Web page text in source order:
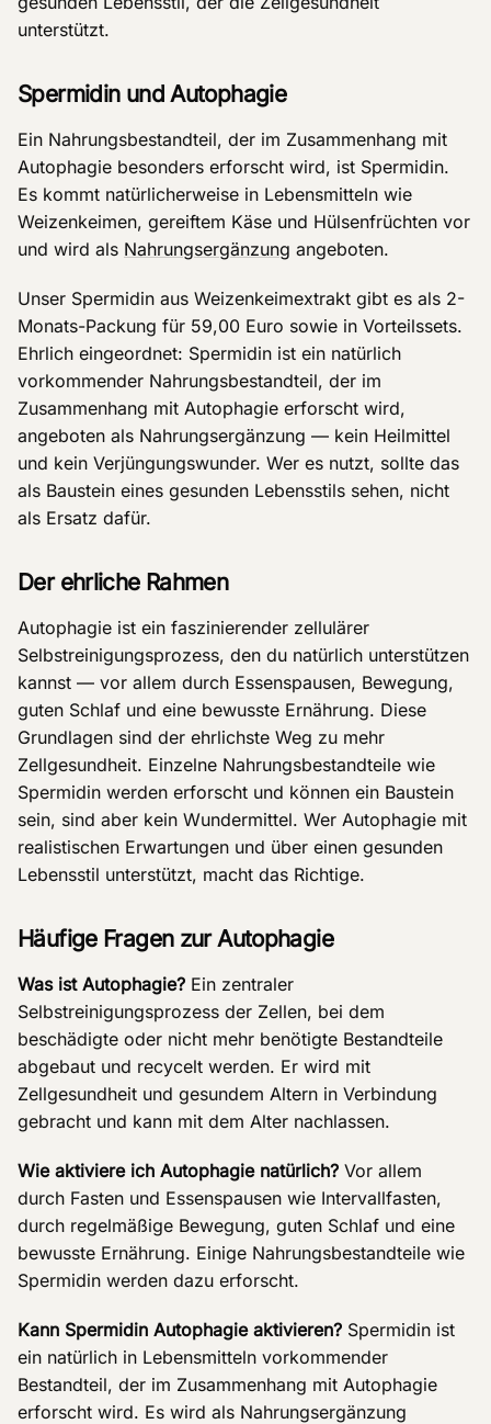
unterstützt.
Spermidin und Autophagie
Ein Nahrungsbestandteil, der im Zusammenhang mit
Autophagie besonders erforscht wird, ist Spermidin.
Es kommt natürlicherweise in Lebensmitteln wie
Weizenkeimen, gereiftem Käse und Hülsenfrüchten vor
und wird als Nahrungsergänzung angeboten.
Unser Spermidin aus Weizenkeimextrakt gibt es als 2-
Monats-Packung für 59,00 Euro sowie in Vorteilssets.
Ehrlich eingeordnet: Spermidin ist ein natürlich
vorkommender Nahrungsbestandteil, der im
Zusammenhang mit Autophagie erforscht wird,
angeboten als Nahrungsergänzung — kein Heilmittel
und kein Verjüngungswunder. Wer es nutzt, sollte das
als Baustein eines gesunden Lebensstils sehen, nicht
als Ersatz dafür.
Der ehrliche Rahmen
Autophagie ist ein faszinierender zellulärer
Selbstreinigungsprozess, den du natürlich unterstützen
kannst — vor allem durch Essenspausen, Bewegung,
guten Schlaf und eine bewusste Ernährung. Diese
Grundlagen sind der ehrlichste Weg zu mehr
Zellgesundheit. Einzelne Nahrungsbestandteile wie
Spermidin werden erforscht und können ein Baustein
sein, sind aber kein Wundermittel. Wer Autophagie mit
realistischen Erwartungen und über einen gesunden
Lebensstil unterstützt, macht das Richtige.
Häufige Fragen zur Autophagie
Was ist Autophagie? Ein zentraler
Selbstreinigungsprozess der Zellen, bei dem
beschädigte oder nicht mehr benötigte Bestandteile
abgebaut und recycelt werden. Er wird mit
Zellgesundheit und gesundem Altern in Verbindung
gebracht und kann mit dem Alter nachlassen.
Wie aktiviere ich Autophagie natürlich? Vor allem
durch Fasten und Essenspausen wie Intervallfasten,
durch regelmäßige Bewegung, guten Schlaf und eine
bewusste Ernährung. Einige Nahrungsbestandteile wie
Spermidin werden dazu erforscht.
Kann Spermidin Autophagie aktivieren? Spermidin ist
ein natürlich in Lebensmitteln vorkommender
Bestandteil, der im Zusammenhang mit Autophagie
erforscht wird. Es wird als Nahrungsergänzung